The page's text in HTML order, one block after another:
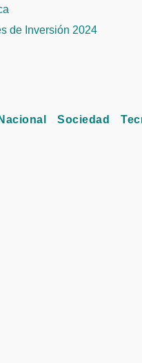
de Inversión 2024
Nacional Sociedad